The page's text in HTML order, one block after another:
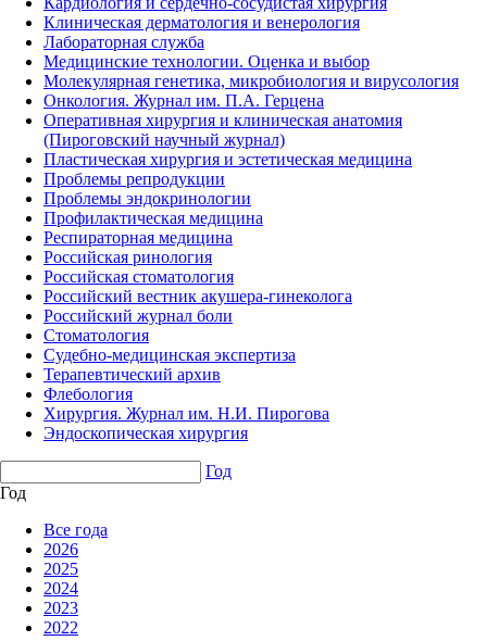
Клиническая дерматология и венерология
Лабораторная служба
Медицинские технологии. Оценка и выбор
Молекулярная генетика, микробиология и вирусология
Онкология. Журнал им. П.А. Герцена
Оперативная хирургия и клиническая анатомия
(Пироговский научный журнал)
Пластическая хирургия и эстетическая медицина
Проблемы репродукции
Проблемы эндокринологии
Профилактическая медицина
Респираторная медицина
Российская ринология
Российская стоматология
Российский вестник акушера-гинеколога
Российский журнал боли
Стоматология
Судебно-медицинская экспертиза
Терапевтический архив
Флебология
Хирургия. Журнал им. Н.И. Пирогова
Эндоскопическая хирургия
Год
Год
Все года
2026
2025
2024
2023
2022